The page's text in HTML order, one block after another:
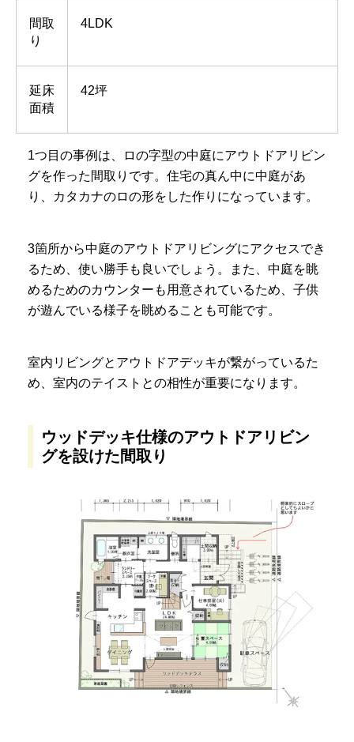
間取
り
4LDK
延床
面積
42坪
1つ目の事例は、ロの字型の中庭にアウトドアリビン
グを作った間取りです。住宅の真ん中に中庭があ
り、カタカナのロの形をした作りになっています。
3箇所から中庭のアウトドアリビングにアクセスでき
るため、使い勝手も良いでしょう。また、中庭を眺
めるためのカウンターも用意されているため、子供
が遊んでいる様子を眺めることも可能です。
室内リビングとアウトドアデッキが繋がっているた
め、室内のテイストとの相性が重要になります。
ウッドデッキ仕様のアウトドアリビン
グを設けた間取り